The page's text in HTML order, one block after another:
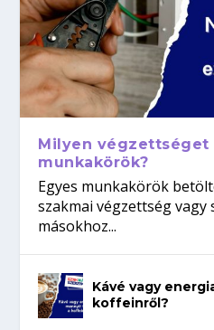
Milyen végzettséget
munkakörök?
Egyes munkakörök
szakmai végzettség vagy
másokhoz...
Kávé vagy
koffeinről?